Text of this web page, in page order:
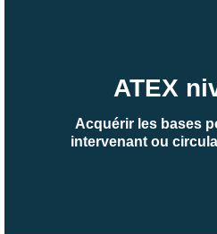
ATEX
Acquérir les bases
intervenant ou